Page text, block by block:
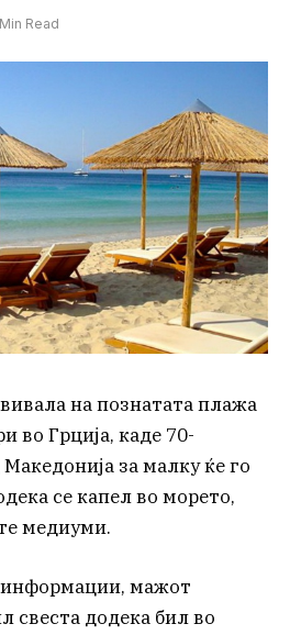
Read
на познатата плажа
во Грција, каде 70-
за малку ќе го
се капел во морето,
медиуми.
мажот
свеста додека бил во